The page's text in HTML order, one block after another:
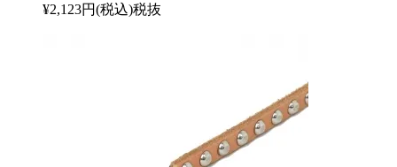
¥2,123円(税込)税抜